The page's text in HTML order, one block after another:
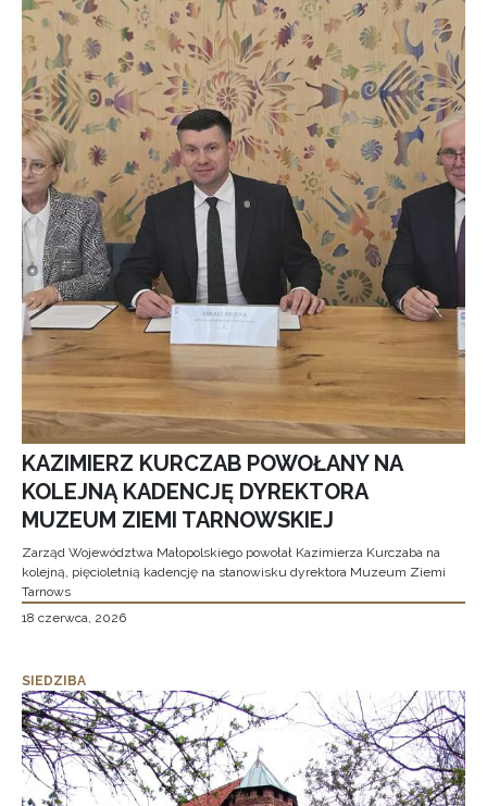
KAZIMIERZ KURCZAB POWOŁANY NA
KOLEJNĄ KADENCJĘ DYREKTORA
MUZEUM ZIEMI TARNOWSKIEJ
Zarząd Województwa Małopolskiego powołał Kazimierza Kurczaba na
kolejną, pięcioletnią kadencję na stanowisku dyrektora Muzeum Ziemi
Tarnows
18 czerwca, 2026
SIEDZIBA